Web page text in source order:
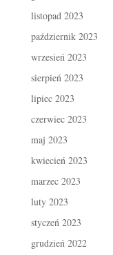
listopad 2023
październik 2023
wrzesień 2023
sierpień 2023
lipiec 2023
czerwiec 2023
maj 2023
kwiecień 2023
marzec 2023
luty 2023
styczeń 2023
grudzień 2022